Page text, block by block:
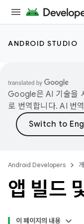
ANDROID STUDIO
Google은 AI 기술을
로 번역합니다. AI 번
Android Developers
앱 빌드
이 페이지의 내용